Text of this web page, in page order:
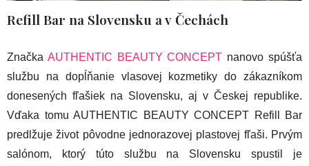
Refill Bar na Slovensku a v Čechách
Značka AUTHENTIC BEAUTY CONCEPT nanovo spúšťa
službu na dopĺňanie vlasovej kozmetiky do zákazníkom
donesených fľašiek na Slovensku, aj v Českej republike.
Vďaka tomu AUTHENTIC BEAUTY CONCEPT Refill Bar
predlžuje život pôvodne jednorazovej plastovej fľaši. Prvým
salónom, ktorý túto službu na Slovensku spustil je